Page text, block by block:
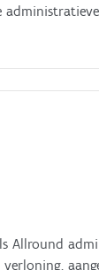
Allround